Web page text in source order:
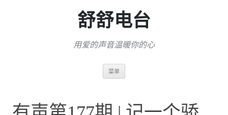
舒舒电台
用爱的声音温暖你的心
菜单